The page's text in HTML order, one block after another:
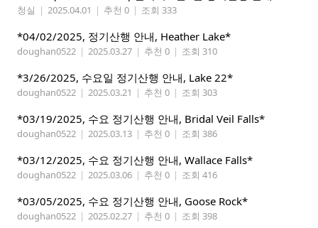
청실 | 2025.04.01 | 추천 0 | 조회 333
*04/02/2025, 정기산행 안내, Heather Lake*
doughan0522 | 2025.03.27 | 추천 0 | 조회 310
*3/26/2025, 수요일 정기산행 안내, Lake 22*
doughan0522 | 2025.03.21 | 추천 0 | 조회 303
*03/19/2025, 수요 정기산행 안내, Bridal Veil Falls*
doughan0522 | 2025.03.13 | 추천 0 | 조회 386
*03/12/2025, 수요 정기산행 안내, Wallace Falls*
doughan0522 | 2025.03.06 | 추천 0 | 조회 416
*03/05/2025, 수요 정기산행 안내, Goose Rock*
doughan0522 | 2025.02.27 | 추천 0 | 조회 398